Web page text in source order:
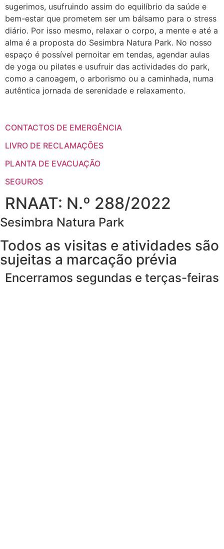
sugerimos, usufruindo assim do equilíbrio da saúde e
bem-estar que prometem ser um bálsamo para o stress
diário. Por isso mesmo, relaxar o corpo, a mente e até a
alma é a proposta do Sesimbra Natura Park. No nosso
espaço é possível pernoitar em tendas, agendar aulas
de yoga ou pilates e usufruir das actividades do park,
como a canoagem, o arborismo ou a caminhada, numa
autêntica jornada de serenidade e relaxamento.
CONTACTOS DE EMERGÊNCIA
LIVRO DE RECLAMAÇÕES
PLANTA DE EVACUAÇÃO
SEGUROS
RNAAT: N.º 288/2022
Sesimbra Natura Park
Todos as visitas e atividades são
sujeitas a marcação prévia
Encerramos segundas e terças-feiras